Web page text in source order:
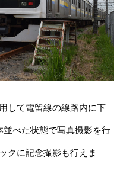
して電留線の線路内に下
べた状態で写真撮影を行
クに記念撮影も行えま